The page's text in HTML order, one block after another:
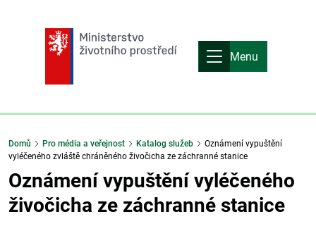
Menu
Domů Pro média a veřejnost Katalog služeb
Oznámení vypuštění
vyléčeného zvláště chráněného živočicha ze záchranné stanice
Oznámení vypuštění vyléčeného
živočicha ze záchranné stanice